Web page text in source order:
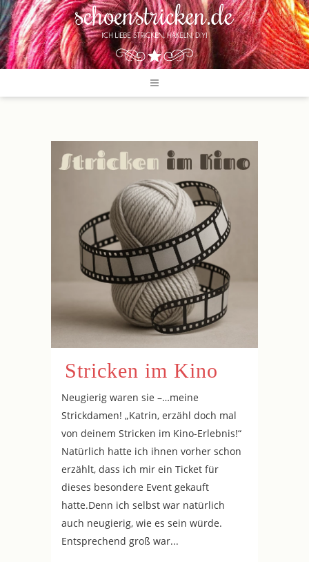
Stricken im Kino
Neugierig waren sie –…meine
Strickdamen! „Katrin, erzähl doch mal
von deinem Stricken im Kino-Erlebnis!“
Natürlich hatte ich ihnen vorher schon
erzählt, dass ich mir ein Ticket für
dieses besondere Event gekauft
hatte.Denn ich selbst war natürlich
auch neugierig, wie es sein würde.
Entsprechend groß war...